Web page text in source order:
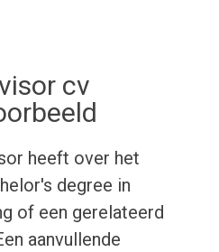
cv
heeft over het
degree in
of een gerelateerd
aanvullende